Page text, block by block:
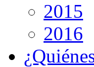
2015
2016